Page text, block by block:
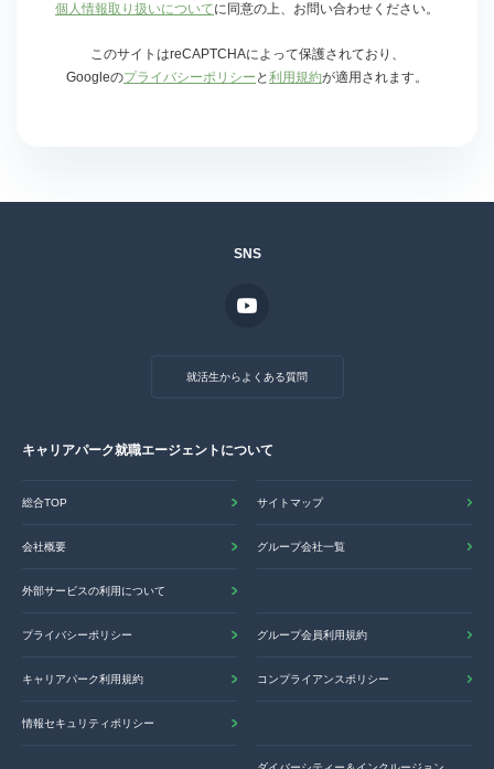
個人情報取り扱いについてに同意の上、お問い合わせください。
このサイトはreCAPTCHAによって保護されており、
Googleのプライバシーポリシー と 利用規約が適用されます。
SNS
就活生からよくある質問
キャリアパーク就職エージェントについて
総合TOP サイトマップ
会社概要 グループ会社一覧
外部サービスの利用について
プライバシーポリシー グループ会員利用規約
キャリアパーク利用規約 コンプライアンスポリシー
情報セキュリティポリシー